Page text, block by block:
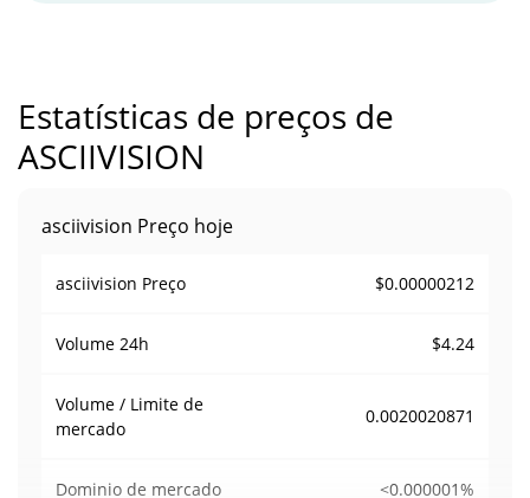
Estatísticas de preços de
ASCIIVISION
asciivision Preço hoje
asciivision Preço $0.00000212
Volume 24h $4.24
Volume / Limite de
mercado
0.0020020871
Dominio de mercado <0.000001%